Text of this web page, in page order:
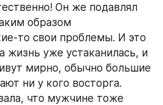
Он же подавлял
образом
то свои проблемы. И это
жизнь уже устаканилась, и
мирно, обычно большие
ни у кого восторга.
что мужчине тоже